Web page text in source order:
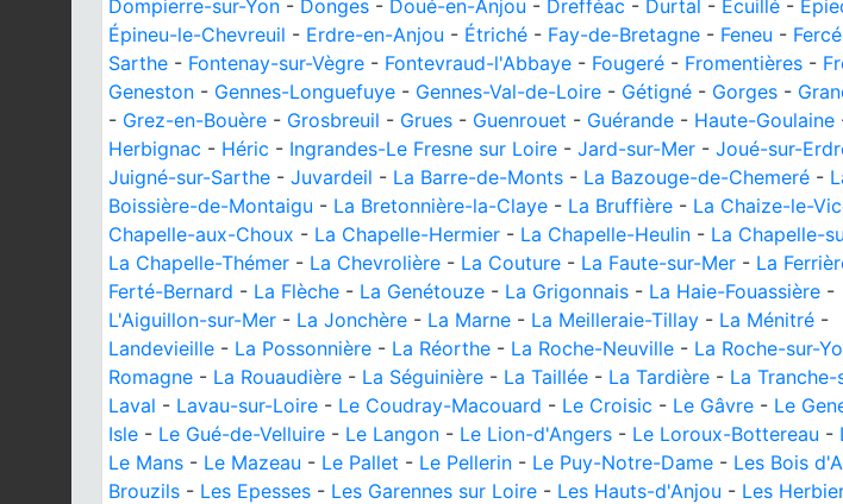
Dompierre-sur-Yon - Donges - Doué-en-Anjou - Drefféac - Durtal - Écuillé -
Épineu-le-Chevreuil - Erdre-en-Anjou - Étriché - Fay-de-Bretagne - Feneu -
Sarthe - Fontenay-sur-Vègre - Fontevraud-l'Abbaye - Fougeré - Fromentières -
Geneston - Gennes-Longuefuye - Gennes-Val-de-Loire - Gétigné - Gorges -
- Grez-en-Bouère - Grosbreuil - Grues - Guenrouet - Guérande - Haute-Goulaine
Herbignac - Héric - Ingrandes-Le Fresne sur Loire - Jard-sur-Mer - Joué-sur-
Juigné-sur-Sarthe - Juvardeil - La Barre-de-Monts - La Bazouge-de-Chemeré -
Boissière-de-Montaigu - La Bretonnière-la-Claye - La Bruffière - La Chaize-le-
Chapelle-aux-Choux - La Chapelle-Hermier - La Chapelle-Heulin - La Chapelle-
La Chapelle-Thémer - La Chevrolière - La Couture - La Faute-sur-Mer - La
Ferté-Bernard - La Flèche - La Genétouze - La Grigonnais - La Haie-Fouassière -
L'Aiguillon-sur-Mer - La Jonchère - La Marne - La Meilleraie-Tillay - La Ménitré -
Landevieille - La Possonnière - La Réorthe - La Roche-Neuville - La Roche-sur-
Romagne - La Rouaudière - La Séguinière - La Taillée - La Tardière - La
Laval - Lavau-sur-Loire - Le Coudray-Macouard - Le Croisic - Le Gâvre - Le
Isle - Le Gué-de-Velluire - Le Langon - Le Lion-d'Angers - Le Loroux-Bottereau -
Le Mans - Le Mazeau - Le Pallet - Le Pellerin - Le Puy-Notre-Dame - Les Bois
Brouzils - Les Epesses - Les Garennes sur Loire - Les Hauts-d'Anjou - Les